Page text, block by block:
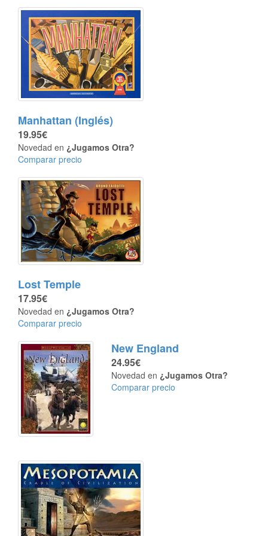
Manhattan (Inglés)
19.95€
Novedad en ¿Jugamos Otra?
Comparar precio
Lost Temple
17.95€
Novedad en ¿Jugamos Otra?
Comparar precio
New England
24.95€
Novedad en ¿Jugamos Otra?
Comparar precio